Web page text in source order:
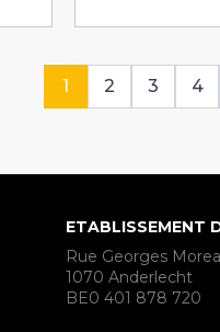
1 2 3 4
ETABLISSEMENT
Rue Georges
1070 Anderlecht
BE0 401 878 720